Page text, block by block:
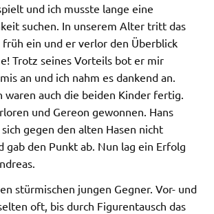
und ich musste lange eine
suchen. In unserem Alter tritt das
früh ein und er verlor den Überblick
Trotz seines Vorteils bot er mir
an und ich nahm es dankend an.
waren auch die beiden Kinder fertig.
und Gereon gewonnen. Hans
gegen den alten Hasen nicht
gab den Punkt ab. Nun lag ein Erfolg
stürmischen jungen Gegner. Vor- und
oft, bis durch Figurentausch das